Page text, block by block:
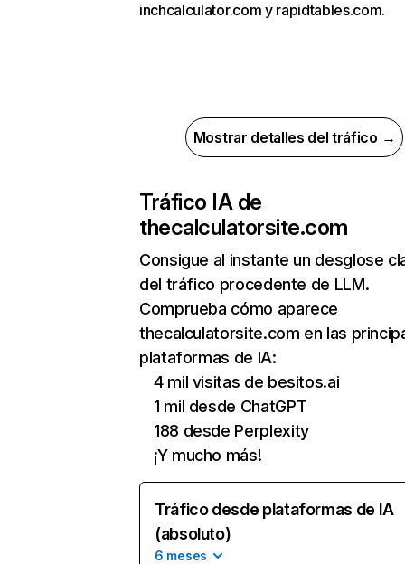
inchcalculator.com y rapidtables.com.
Mostrar detalles del tráfico →
Tráfico IA de
thecalculatorsite.com
Consigue al instante un desglose
del tráfico procedente de LLM.
Comprueba cómo aparece
thecalculatorsite.com en las
plataformas de IA:
4 mil visitas de besitos.ai
1 mil desde ChatGPT
188 desde Perplexity
¡Y mucho más!
Tráfico desde plataformas de IA
(absoluto)
6 meses